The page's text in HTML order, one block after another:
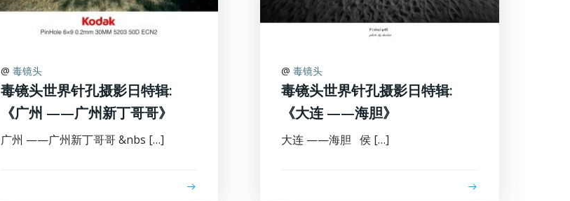
@ 毒镜头
毒镜头世界针孔摄影日特辑:
《广州 ——广州新丁哥哥》
广州 ——广州新丁哥哥 &nbs […]
@ 毒镜头
毒镜头世界针孔摄影日特辑:
《大连 ——海胆》
大连 ——海胆 侯 […]